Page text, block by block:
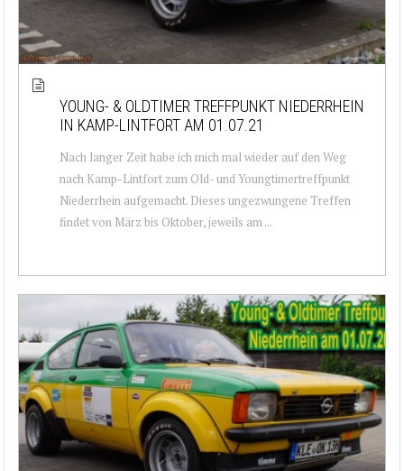
YOUNG- & OLDTIMER TREFFPUNKT NIEDERRHEIN
IN KAMP-LINTFORT AM 01.07.21
Nach langer Zeit habe ich mich mal wieder auf den Weg
nach Kamp-Lintfort zum Old- und Youngtimertreffpunkt
Niederrhein aufgemacht. Dieses ungezwungene Treffen
findet von März bis Oktober, jeweils am ...